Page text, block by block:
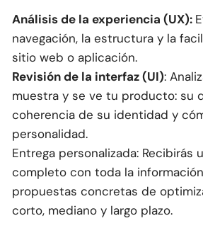
Análisis de la experiencia (UX):
navegación, la estructura y la
sitio web o aplicación.
Revisión de la interfaz (UI):
muestra y se ve tu producto: su
coherencia de su identidad y
personalidad.
Entrega personalizada: Recibirás
completo con toda la
propuestas concretas de
corto, mediano y largo plazo.